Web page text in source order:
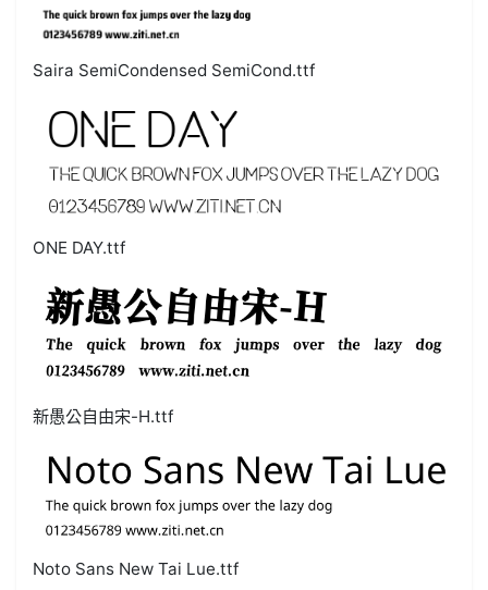
Saira SemiCondensed SemiCond.ttf
ONE DAY.ttf
新愚公自由宋-H.ttf
Noto Sans New Tai Lue.ttf